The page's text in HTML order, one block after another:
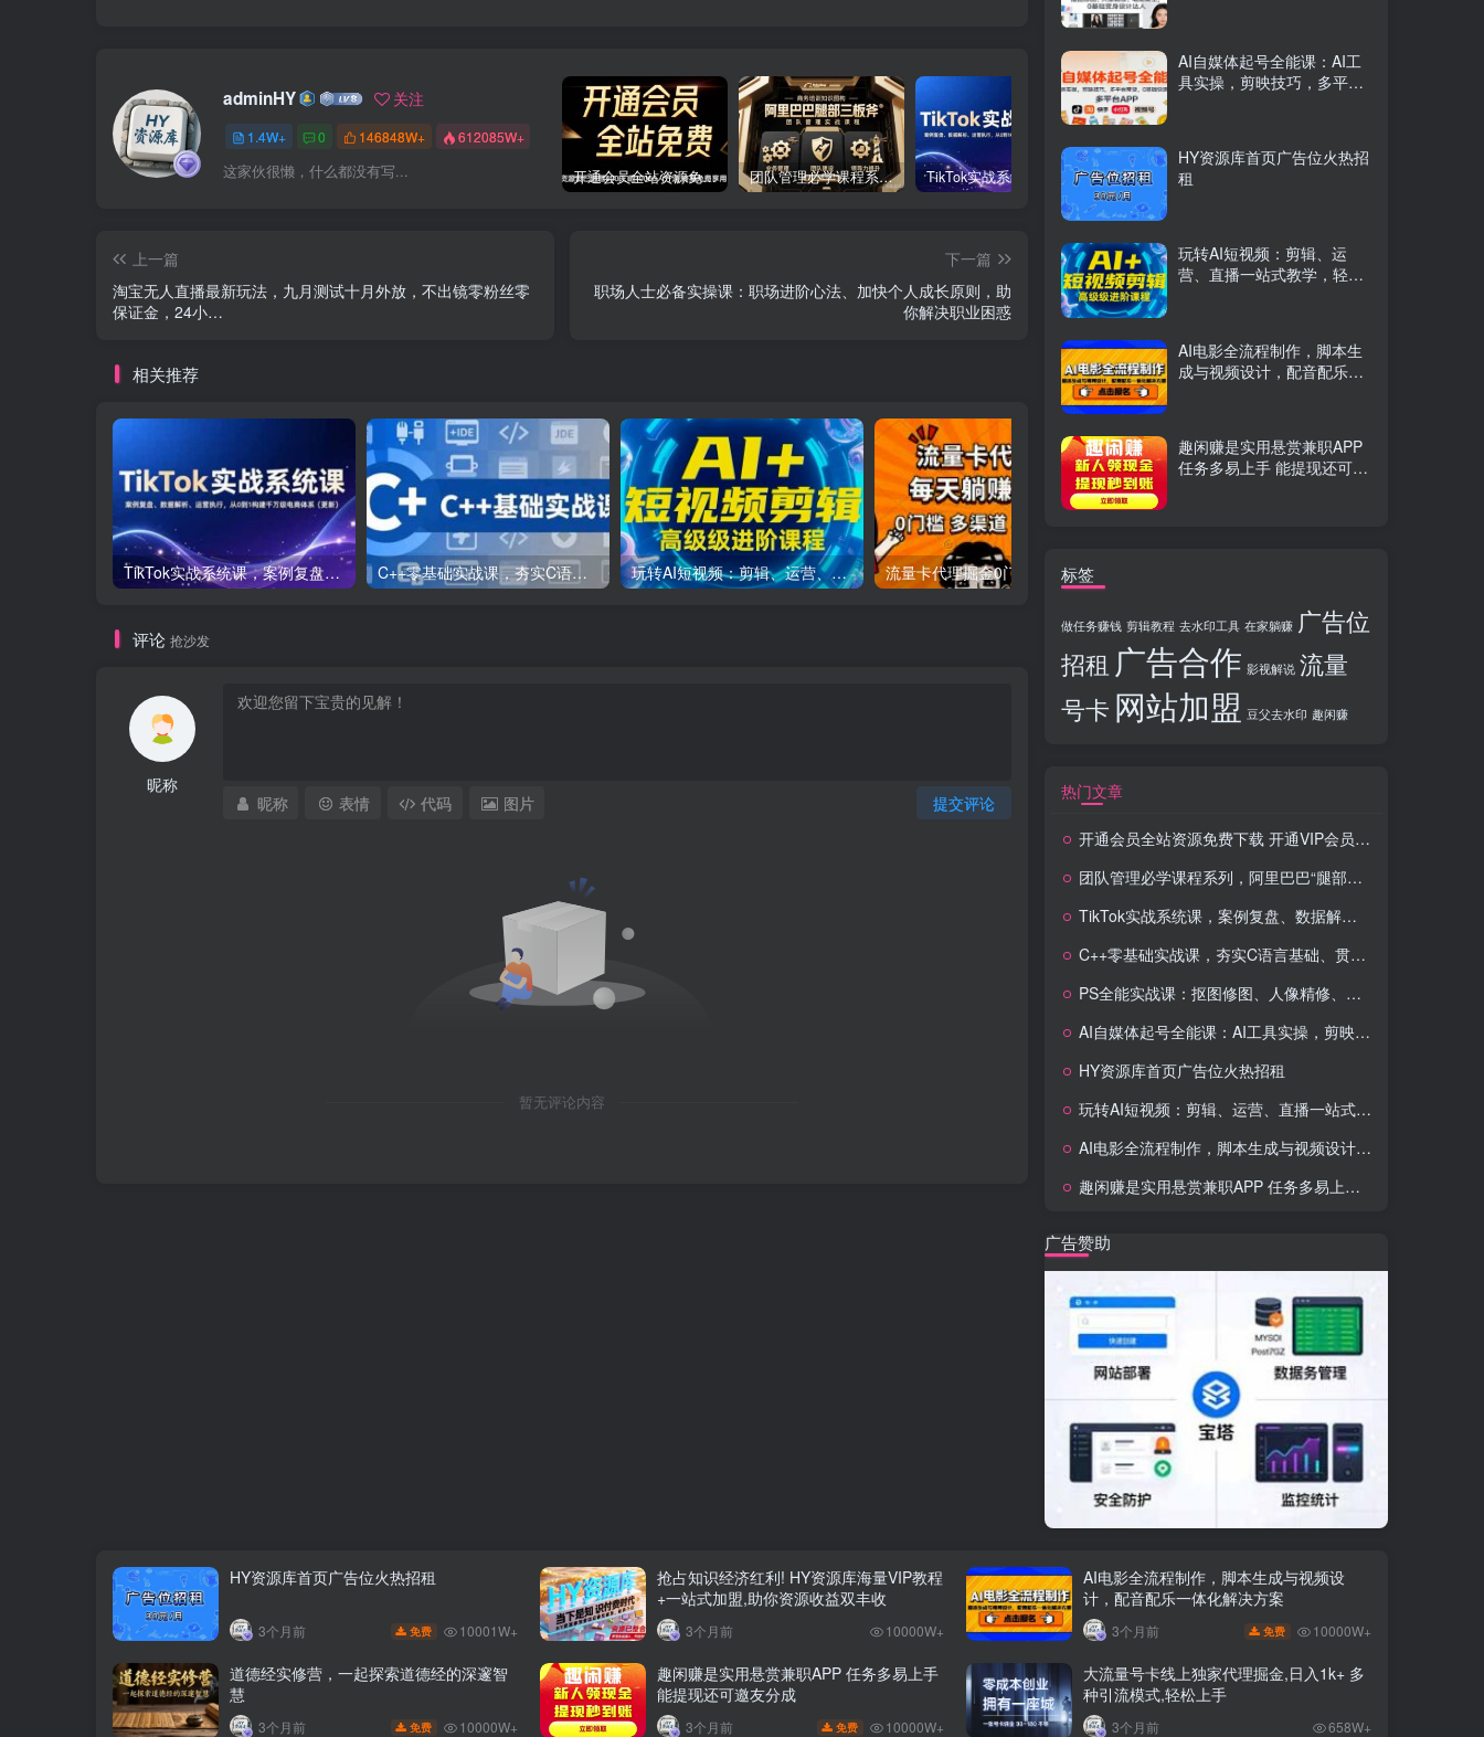
adminHY 关注
1.4W+ 0 146848W+ 612085W+
这家伙很懒，什么都没有写... 开通会员全站资源免费下载 开通VIP会员 HY资源库 团队管理必学课程系列，阿里巴巴“腿部三板斧” TikTok实战系统课，案例复盘、数据解析、运营执行，从0到1构建千万级电商体系（更新）
上一篇
淘宝无人直播最新玩法，九月测试十月外放，不出镜零粉丝零
保证金，24小…
下一篇
职场人士必备实操课：职场进阶心法、加快个人成长原则，助
你解决职业困惑
相关推荐
TikTok实战系统课，案例复盘、数据解析、运营执行，从0到1构建千万级电商体系（更新） C++零基础实战课，夯实C语言基础、贯穿游戏项目、掌握开发思维，学成可挑战月薪15K+岗位 玩转AI短视频：剪辑、运营、直播一站式教学，轻松打造流量神话 流量卡代理掘金0门槛每天躺赚3000+多种推广渠道新手小白轻松上手
评论 抢沙发
昵称
提交评论
昵称 表情 代码 图片
暂无评论内容
AI自媒体起号全能课：AI工
具实操，剪映技巧，多平台
HY资源库首页广告位火热招
租
玩转AI短视频：剪辑、运
营、直播一站式教学，轻松
AI电影全流程制作，脚本生
成与视频设计，配音配乐一
趣闲赚是实用悬赏兼职APP
任务多易上手 能提现还可邀
标签
做任务赚钱 剪辑教程 去水印工具 在家躺赚 广告位
招租 广告合作 影视解说 流量
号卡 网站加盟 豆父去水印 趣闲赚
热门文章
开通会员全站资源免费下载 开通VIP会员 HY资源库
团队管理必学课程系列，阿里巴巴“腿部三板斧”
TikTok实战系统课，案例复盘、数据解析、运营执行，从0到1构建千万级电商体系（更新）
C++零基础实战课，夯实C语言基础、贯穿游戏项目、掌握开发思维，学成可挑战月薪15K+岗位
PS全能实战课：抠图修图、人像精修、电商美工，0基础变身设计达人
AI自媒体起号全能课：AI工具实操，剪映技巧，多平台带货，0基础快速变现
HY资源库首页广告位火热招租
玩转AI短视频：剪辑、运营、直播一站式教学，轻松打造流量神话
AI电影全流程制作，脚本生成与视频设计，配音配乐一体化解决方案
趣闲赚是实用悬赏兼职APP 任务多易上手 能提现还可邀友分成
广告赞助
HY资源库首页广告位火热招租
3个月前 免费 10001W+
抢占知识经济红利! HY资源库海量VIP教程
+一站式加盟,助你资源收益双丰收
3个月前 10000W+
AI电影全流程制作，脚本生成与视频设
计，配音配乐一体化解决方案
3个月前 免费 10000W+
道德经实修营，一起探索道德经的深邃智
慧
3个月前 免费 10000W+
趣闲赚是实用悬赏兼职APP 任务多易上手
能提现还可邀友分成
3个月前 免费 10000W+
大流量号卡线上独家代理掘金,日入1k+ 多
种引流模式,轻松上手
3个月前 658W+